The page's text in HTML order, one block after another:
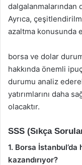
dalgalanmalarından
Ayrıca,
azaltma konusunda
borsa ve dolar
hakkında önemli
durumu analiz
yatırımlarını daha
olacaktır.
SSS (Sıkça
1. Borsa
kazandırıyor?